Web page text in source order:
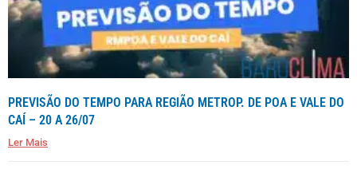
PREVISÃO DO TEMPO PARA REGIÃO METROP. DE POA E VALE DO
CAÍ – 20 A 26/07
Ler Mais